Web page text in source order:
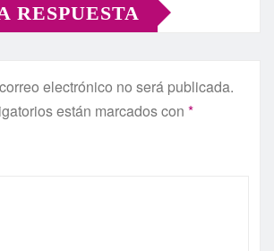
RESPUESTA
electrónico no será publicada.
están marcados con *